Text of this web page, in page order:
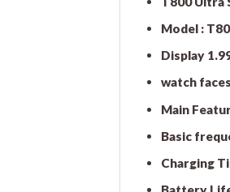
Model :
Display
watch
Main
Basic
Charging